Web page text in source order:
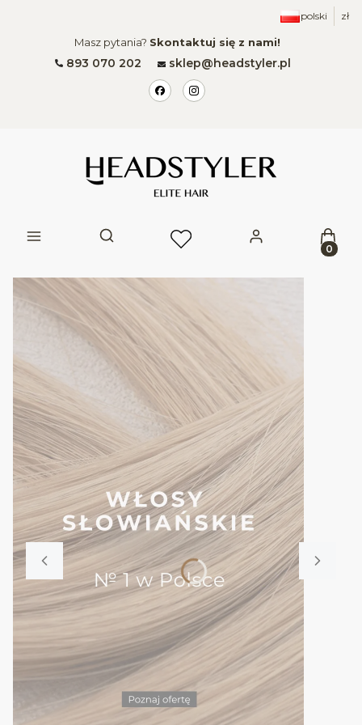
polski zł
Masz pytania? Skontaktuj się z nami!
893 070 202 sklep@headstyler.pl
Otwórz wyszukiwarkę